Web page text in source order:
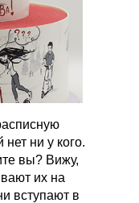
ни у кого.
вы? Вижу,
их на
вступают в